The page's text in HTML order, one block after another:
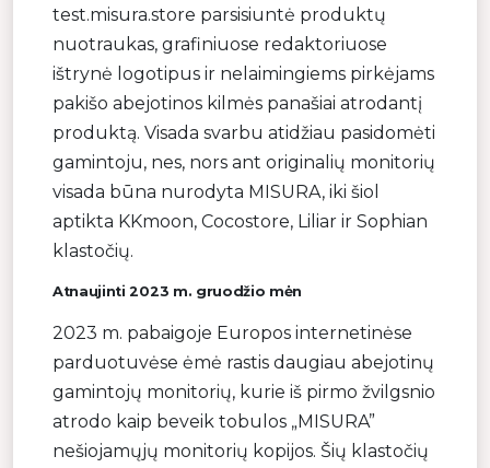
test.misura.store parsisiuntė produktų
nuotraukas, grafiniuose redaktoriuose
ištrynė logotipus ir nelaimingiems pirkėjams
pakišo abejotinos kilmės panašiai atrodantį
produktą. Visada svarbu atidžiau pasidomėti
gamintoju, nes, nors ant originalių monitorių
visada būna nurodyta MISURA, iki šiol
aptikta KKmoon, Cocostore, Liliar ir Sophian
klastočių.
Atnaujinti 2023 m. gruodžio mėn
2023 m. pabaigoje Europos internetinėse
parduotuvėse ėmė rastis daugiau abejotinų
gamintojų monitorių, kurie iš pirmo žvilgsnio
atrodo kaip beveik tobulos „MISURA”
nešiojamųjų monitorių kopijos. Šių klastočių